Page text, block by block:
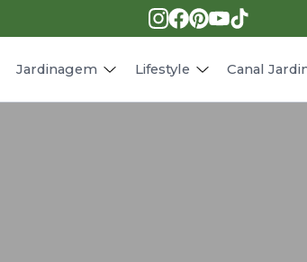
Jardinagem Lifestyle
Receitas
Canal